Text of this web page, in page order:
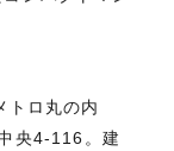
トロ丸の内
央4-116。建